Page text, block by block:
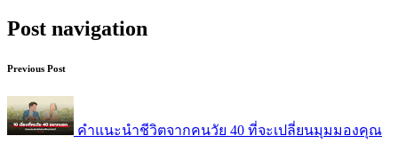
Post navigation
Previous Post
คำแนะนำชีวิตจากคนวัย 40 ที่จะเปลี่ยนมุมมองคุณ